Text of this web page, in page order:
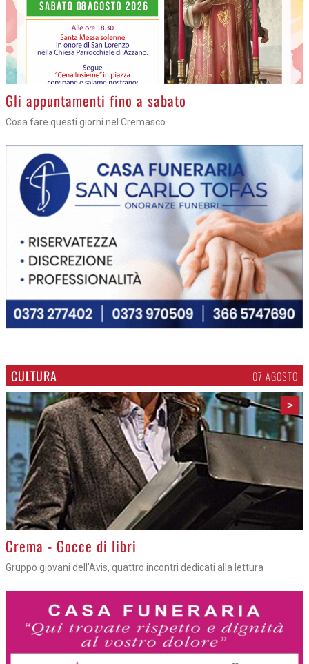
Gli appuntamenti fino a sabato
Cosa fare questi giorni nel Cremasco
CULTURA 07 AGOSTO
>
Crema - Gocce di libri
Gruppo giovani dell'Avis, quattro incontri dedicati alla lettura